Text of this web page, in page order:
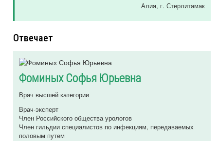
Алия, г. Стерлитамак
Отвечает
Фоминых Софья Юрьевна
Врач высшей категории
Врач-эксперт
Член Российского общества урологов
Член гильдии специалистов по инфекциям, передаваемых
половым путем